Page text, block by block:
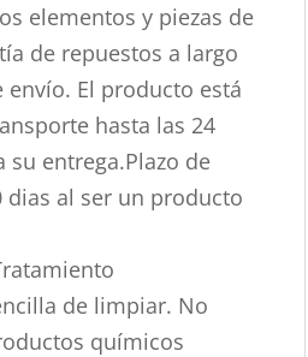
elementos y piezas de
de repuestos a largo
envío. El producto está
hasta las 24
su entrega.Plazo de
dias al ser un producto
de limpiar. No
químicos